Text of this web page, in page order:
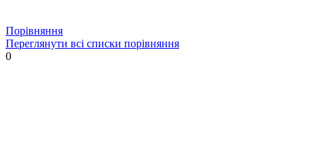
Порівняння
Переглянути всі списки порівняння
0